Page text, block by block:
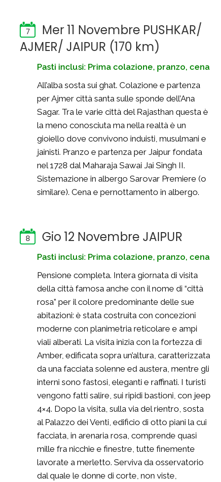
7
Mer 11 Novembre PUSHKAR/
AJMER/ JAIPUR (170 km)
Pasti inclusi: Prima colazione, pranzo, cena
All’alba sosta sui ghat. Colazione e partenza
per Ajmer città santa sulle sponde dell’Ana
Sagar. Tra le varie città del Rajasthan questa è
la meno conosciuta ma nella realtà è un
gioiello dove convivono induisti, musulmani e
jainisti. Pranzo e partenza per Jaipur fondata
nel 1728 dal Maharaja Sawai Jai Singh II.
Sistemazione in albergo Sarovar Premiere (o
similare). Cena e pernottamento in albergo.
8 Gio 12 Novembre JAIPUR
Pasti inclusi: Prima colazione, pranzo, cena
Pensione completa. Intera giornata di visita
della città famosa anche con il nome di “città
rosa” per il colore predominante delle sue
abitazioni: è stata costruita con concezioni
moderne con planimetria reticolare e ampi
viali alberati. La visita inizia con la fortezza di
Amber, edificata sopra un’altura, caratterizzata
da una facciata solenne ed austera, mentre gli
interni sono fastosi, eleganti e raffinati. I turisti
vengono fatti salire, sui ripidi bastioni, con jeep
4×4. Dopo la visita, sulla via del rientro, sosta
al Palazzo dei Venti, edificio di otto piani la cui
facciata, in arenaria rosa, comprende quasi
mille fra nicchie e finestre, tutte finemente
lavorate a merletto. Serviva da osservatorio
dal quale le donne di corte, non viste,